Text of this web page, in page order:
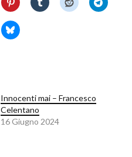
Innocenti mai – Francesco
Celentano
16 Giugno 2024